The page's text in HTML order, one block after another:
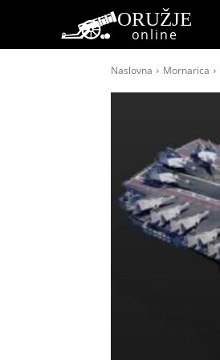
ORUŽJE
online
Naslovna Mornarica